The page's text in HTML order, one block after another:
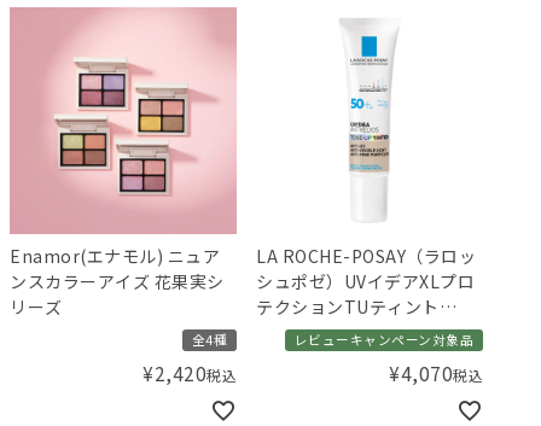
Enamor(エナモル) ニュア
ンスカラーアイズ 花果実シ
リーズ
全4種
¥2,420税込
LA ROCHE-POSAY（ラロッ
シュポゼ）UVイデアXLプロ
テクションTUティント
30mLレビューキャンペーン対象品
¥4,070税込